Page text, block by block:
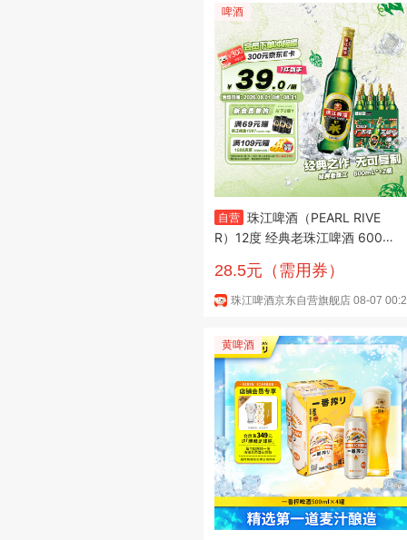
啤酒
自营 珠江啤酒（PEARL RIVE
R）12度 经典老珠江啤酒 600ml
28.5元（需用券）
珠江啤酒京东自营旗舰店 08-07
黄啤酒